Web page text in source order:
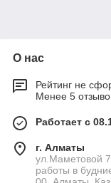
О нас
Рейтинг не
Менее 5
Работает с
г. Алматы
ул.Маметовой
работы в